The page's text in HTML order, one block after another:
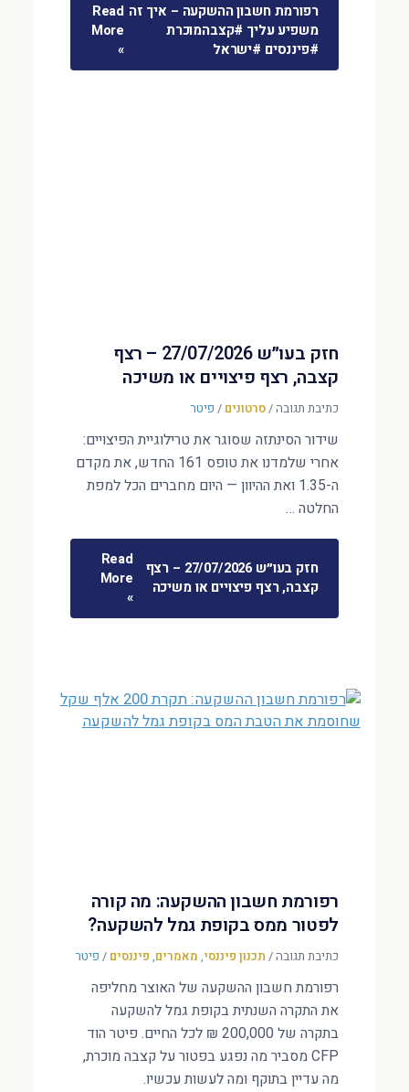
רפורמת חשבון ההשקעה – איך זה
משפיע עליך #קצבהמוכרת
#פיננסים #ישראל
Read
More
»
חזק בעו״ש 27/07/2026 – רצף
קצבה, רצף פיצויים או משיכה
כתיבת תגובה/סרטונים / פיטר
שידור הסינתזה שסוגר את טרילוגיית הפיצויים:
אחרי שלמדנו את טופס 161 החדש, את מקדם
ה-1.35 ואת ההיוון — היום מחברים הכל למפת
החלטה …
חזק בעו״ש 27/07/2026 – רצף
קצבה, רצף פיצויים או משיכה
Read
More
»
רפורמת חשבון ההשקעה: מה קורה
לפטור ממס בקופת גמל להשקעה?
כתיבת תגובה/ תכנון פיננסי, מאמרים, פיננסים / פיטר
רפורמת חשבון ההשקעה של האוצר מחליפה
את התקרה השנתית בקופת גמל להשקעה
בתקרה של 200,000 ₪ לכל החיים. פיטר הוד
CFP מסביר מה נפגע בפטור על קצבה מוכרת,
מה עדיין בתוקף ומה לעשות עכשיו.